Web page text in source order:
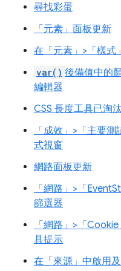
尋找彩蛋
「元素」面板更新
在「元素」>「樣式
var() 後備值中的
編輯器
CSS 長度工具已淘汰
「成效」>「主要
式視窗
網路面板更新
「網路」>「
篩選器
「網路」>「
具提示
在「來源」中啟用